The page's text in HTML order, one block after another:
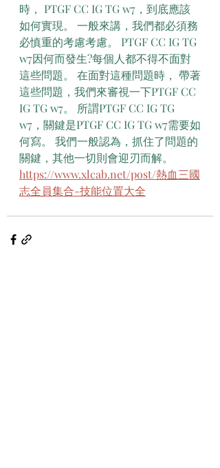
時， PTGF CC IG TG w7，到底應該
如何實現。 一般來講，我們都必須務
必慎重的考慮考慮。 PTGF CC IG TG
w7因何而發生?每個人都不得不面對
這些問題。 在面對這種問題時， 帶著
這些問題，我們來審視一下PTGF CC
IG TG w7。 所謂PTGF CC IG TG
w7，關鍵是PTGF CC IG TG w7需要如
何寫。 我們一般認為，抓住了問題的
關鍵，其他一切則會迎刃而解。
https://www.xlcab.net/post/熱血三國
志全員集合-技能位置大全